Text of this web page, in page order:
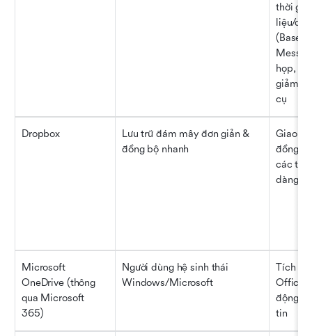
thời
liệu/
(Base),
họp,
giảm
cụ
Dropbox
Lưu trữ đám mây đơn giản &
đồng bộ nhanh
Giao
đồng
các
dàng,
Microsoft
OneDrive (thông
qua Microsoft
365)
Người dùng hệ sinh thái
Windows/Microsoft
Tích
Office,
động,
tin